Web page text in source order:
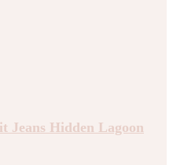
Jeans Hidden Lagoon